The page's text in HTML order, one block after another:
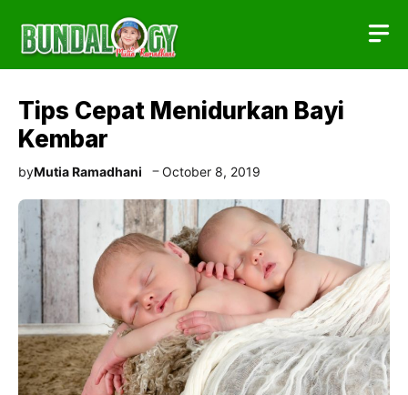
content
Tips Cepat Menidurkan Bayi
Kembar
byMutia Ramadhani October 8, 2019